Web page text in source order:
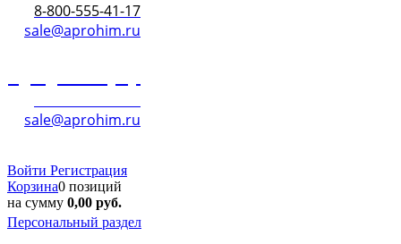
8-800-555-41-17
sale@aprohim.ru
sale@aprohim.ru
Войти Регистрация
Корзина0 позиций
на сумму 0,00 руб.
Персональный раздел